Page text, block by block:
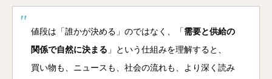
値段は「誰かが決める」のではなく、「 需要と供給の
関係で自然に決まる 」という仕組みを理解すると、
買い物も、ニュースも、社会の流れも、より深く読み